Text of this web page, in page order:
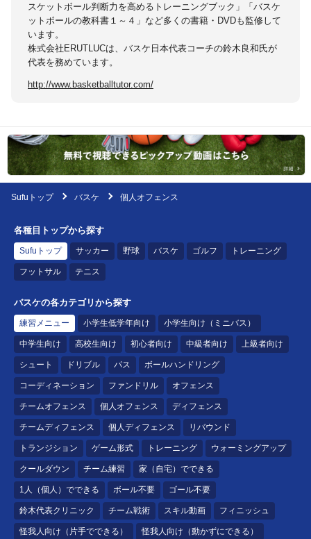
スケットボール判断力を高めるトレーニングブック」「バスケ
ットボールの教科書１～４」など多くの書籍・DVDも監修して
います。
株式会社ERUTLUCは、バスケ日本代表コーチの鈴木良和氏が
代表を務めています。
http://www.basketballtutor.com/
Sufuトップ バスケ 個人オフェンス
各種目トップから探す
Sufuトップ サッカー 野球 バスケ ゴルフ トレーニング
フットサル テニス
バスケの各カテゴリから探す
練習メニュー 小学生低学年向け 小学生向け（ミニバス）
中学生向け 高校生向け 初心者向け 中級者向け 上級者向け
シュート ドリブル パス ボールハンドリング
コーディネーション ファンドリル オフェンス
チームオフェンス 個人オフェンス ディフェンス
チームディフェンス 個人ディフェンス リバウンド
トランジション ゲーム形式 トレーニング ウォーミングアップ
クールダウン チーム練習 家（自宅）でできる
1人（個人）でできる ボール不要 ゴール不要
鈴木代表クリニック チーム戦術 スキル動画 フィニッシュ
怪我人向け（片手でできる） 怪我人向け（動かずにできる）